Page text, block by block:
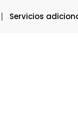
Servicios